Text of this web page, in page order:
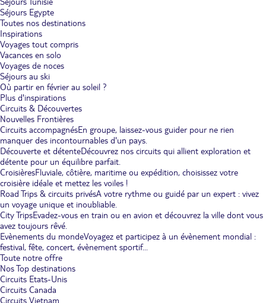
Séjours Egypte
Toutes nos destinations
Inspirations
Voyages tout compris
Vacances en solo
Voyages de noces
Séjours au ski
Où partir en février au soleil ?
Plus d'inspirations
Circuits & Découvertes
Nouvelles Frontières
Circuits accompagnésEn groupe, laissez-vous guider pour ne rien
manquer des incontournables d'un pays.
Découverte et détenteDécouvrez nos circuits qui allient exploration et
détente pour un équilibre parfait.
CroisièresFluviale, côtière, maritime ou expédition, choisissez votre
croisière idéale et mettez les voiles !
Road Trips & circuits privésA votre rythme ou guidé par un expert : vivez
un voyage unique et inoubliable.
City TripsEvadez-vous en train ou en avion et découvrez la ville dont vous
avez toujours rêvé.
Evènements du mondeVoyagez et participez à un évènement mondial :
festival, fête, concert, évènement sportif...
Toute notre offre
Nos Top destinations
Circuits Etats-Unis
Circuits Canada
Circuits Vietnam